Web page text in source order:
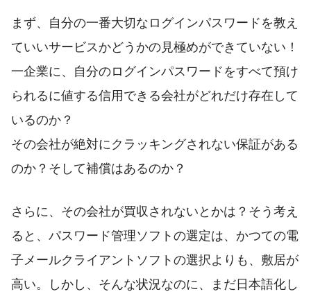
まず、自分の一番大切なログインパスワードを教え
ていいサービスかどうかの見極めができていない！
一企業に、自分のログインパスワードをすべて預け
られるに値する信用できる会社がどれだけ存在して
いるのか？
その会社が絶対にクラッキングされない保証がある
のか？そして補償はあるのか？
さらに、その会社が買収されないとかは？そう考え
ると、パスワード管理ソフトの選定は、かつての電
子メールクライアントソフトの選択よりも、敷居が
高い。しかし、そんな状況なのに、まだ日本語化し